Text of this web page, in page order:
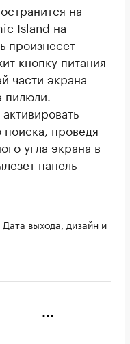
на
Island на
произнесет
кнопку питания
части экрана
проведя
угла экрана в
панель
выхода, дизайн и